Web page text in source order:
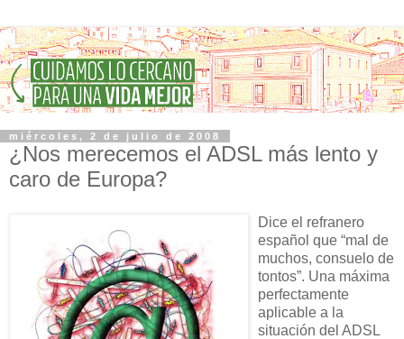
miércoles, 2 de julio de 2008
¿Nos merecemos el ADSL más lento y
caro de Europa?
Dice el refranero
español que “mal de
muchos, consuelo de
tontos”. Una máxima
perfectamente
aplicable a la
situación del ADSL